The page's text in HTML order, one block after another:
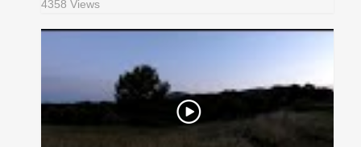
4358 Views